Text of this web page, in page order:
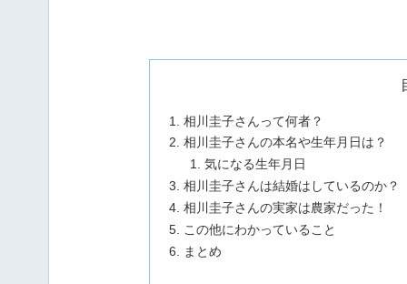
相川圭子さんって何者？
相川圭子さんの本名や生年月日は？
気になる生年月日
相川圭子さんは結婚はしているのか？
相川圭子さんの実家は農家だった！
この他にわかっていること
まとめ